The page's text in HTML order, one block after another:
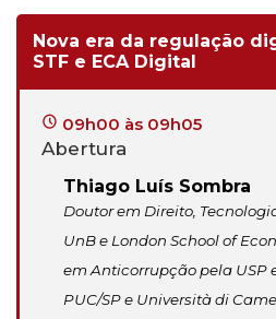
Nova era da regulação
STF e ECA Digital
09h00 às 09h05
Abertura
Thiago Luís Sombra
Doutor em Direito,
UnB e London School of
em Anticorrupção pela USP
PUC/SP e Università di